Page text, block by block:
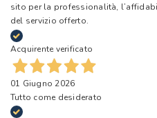
sito per la professionalità,
del servizio offerto.
Acquirente verificato
01 Giugno 2026
Tutto come desiderato